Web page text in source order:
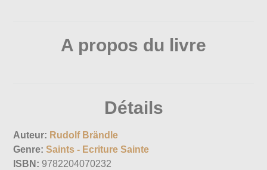
A propos du livre
Détails
Auteur: Rudolf Brändle
Genre: Saints - Ecriture Sainte
ISBN: 9782204070232